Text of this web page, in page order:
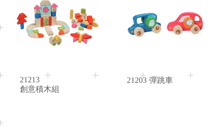
21213
創意積木組
Age
10M+
21203 彈跳車